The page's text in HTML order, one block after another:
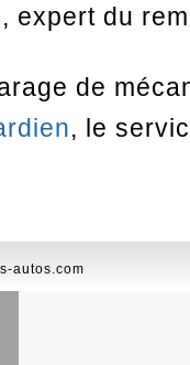
, expert du
de
, le
autos.com